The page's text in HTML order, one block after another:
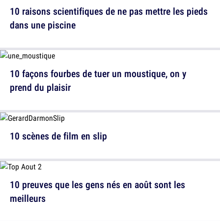
10 raisons scientifiques de ne pas mettre les pieds
dans une piscine
10 scènes de film en slip
10 façons fourbes de tuer un moustique, on y
prend du plaisir
10 preuves que les gens nés en août sont les
meilleurs